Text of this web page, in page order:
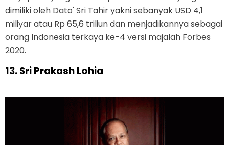
dimiliki oleh Dato' Sri Tahir yakni sebanyak USD 4,1
miliyar atau Rp 65,6 triliun dan menjadikannya sebagai
orang Indonesia terkaya ke-4 versi majalah Forbes
2020.
13. Sri Prakash Lohia